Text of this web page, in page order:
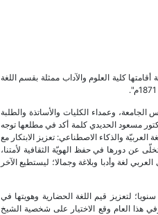
السيابي، أمين عام مكتب الإفتاء، صباح يوم الأربعاء الموافق 18 ديسمبر 2024م، احتفائية أقامتها كلية العلوم والآداب ممثلة بقسم اللغة
وعمداء الكليات والأساتذة والطلبة
مسعود الحديدي كلمة أكد في مطلعها توجه
الثقافة العربيّة ليكون محور الاحتفاء بهذه المناسبة في هذا العام 2024م بعنوان: "اللغة العربيّة والذكاء الاصطناعي: تعزيز الابتكار مع
عن دورها في حفظ الهويّة الثقافية لأمتنا،
لغة وأدبا وبلاغة وجمالا؛ ليستطيع الآخر
لتعزيز قيم اللغة الحضارية وهويتها في
هذا العام وقع الاختيار على شخصية الشيخ